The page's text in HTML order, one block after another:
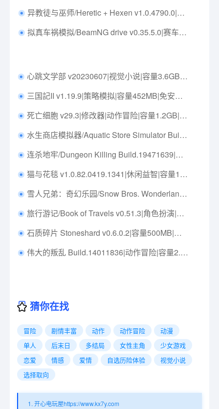
异教徒与巫师/Heretic + Hexen v1.0.4790.0|动作冒险|容量1.3GB|免安装绿色中文版|支持键盘.鼠标.手柄
拟真车祸模拟/BeamNG drive v0.35.5.0|赛车竞速|容量53.9GB|免安装绿色中文版|支持键盘.鼠标.手柄
心跳文学部 v20230607|视觉小说|容量3.6GB|免安装绿色中文版|支持键盘.鼠标.手柄
三国記II v1.19.9|策略模拟|容量452MB|免安装绿色中文版|支持键盘.鼠标
死亡细胞 v29.3|修改器|动作冒险|容量1.2GB|免安装绿色中文版|支持键盘.鼠标.手柄
水生商店模拟器/Aquatic Store Simulator Build.19742829|模拟经营|容量6.7G|免安装绿色中文版|支持键盘.鼠标.手柄
连杀地牢/Dungeon Killing Build.19471639|策略战棋|容量161M|免安装绿色中文版|支持键盘.鼠标
猫与花毯 v1.0.82.0419.1341|休闲益智|容量1.4GB|免安装绿色中文版|支持键盘.鼠标.手柄
雪人兄弟：奇幻乐园/Snow Bros. Wonderland Build.16559106| 动作冒险|容量4.9GB|免安装绿色中文版|支持键盘.鼠标.手柄
旅行游记/Book of Travels v0.51.3|角色扮演|容量7.8GB|免安装绿色英文版|支持键盘.鼠标
石质碎片 Stoneshard v0.6.0.2|容量500MB|官方简体中文|支持键盘.鼠标
伟大的叛乱 Build.14011836|动作冒险|容量2.2GB|免安装绿色英文版|支持键盘.鼠标.手柄
猜你在找
冒险 剧情丰富 动作 动作冒险
动漫
单人
后末日 多结局 女性主角
少女游戏
恋爱
情感 爱情 自选历险体验
视觉小说
选择取向
1. 开心电玩屋https://www.kx7y.com